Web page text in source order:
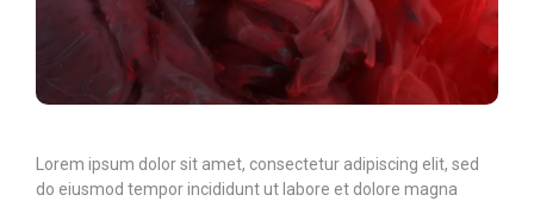
Lorem ipsum dolor sit amet, consectetur adipiscing elit, sed
do eiusmod tempor incididunt ut labore et dolore magna